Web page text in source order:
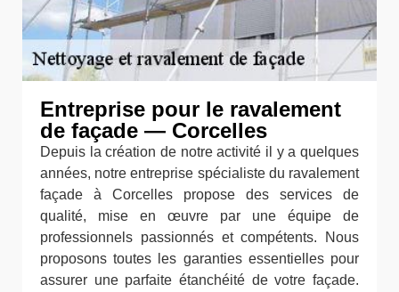
Entreprise pour le ravalement
de façade — Corcelles
Depuis la création de notre activité il y a quelques
années, notre entreprise spécialiste du ravalement
façade à Corcelles propose des services de
qualité, mise en œuvre par une équipe de
professionnels passionnés et compétents. Nous
proposons toutes les garanties essentielles pour
assurer une parfaite étanchéité de votre façade.